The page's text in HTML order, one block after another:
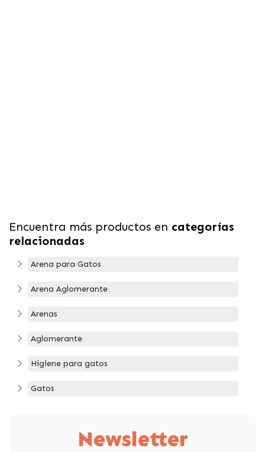
Encuentra más productos en categorías
relacionadas
Arena para Gatos
Arena Aglomerante
Arenas
Aglomerante
Higiene para gatos
Gatos
Newsletter